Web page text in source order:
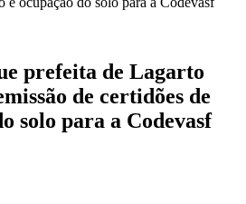
prefeita de Lagarto
de certidões de
solo para a Codevasf